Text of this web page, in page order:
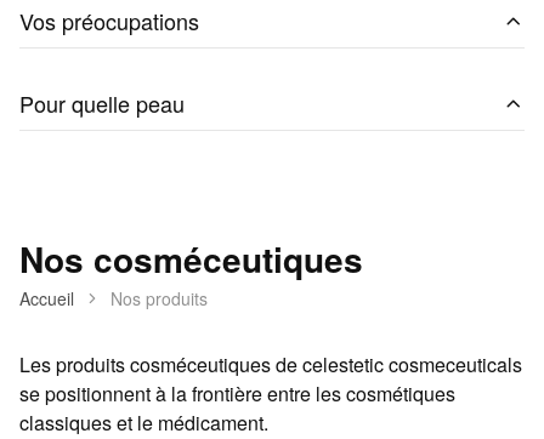
Vos préocupations
Pour quelle peau
Nos cosméceutiques
Accueil Nos produits
Les produits cosméceutiques de celestetic cosmeceuticals
se positionnent à la frontière entre les cosmétiques
classiques et le médicament.